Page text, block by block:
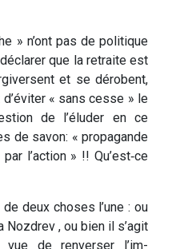
» n’ont pas de politique
que la retraite est
et se dérobent,
« sans cesse » le
de l’éluder en ce
de savon: « propagande
l’action » !! Qu’est‑ce
deux choses l’une : ou
Nozdrev , ou bien il s’agit
vue de renverser l’im­